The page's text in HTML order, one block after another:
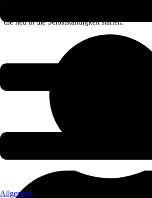
Allgemein
die neu in die Selbstständigkeit starten.